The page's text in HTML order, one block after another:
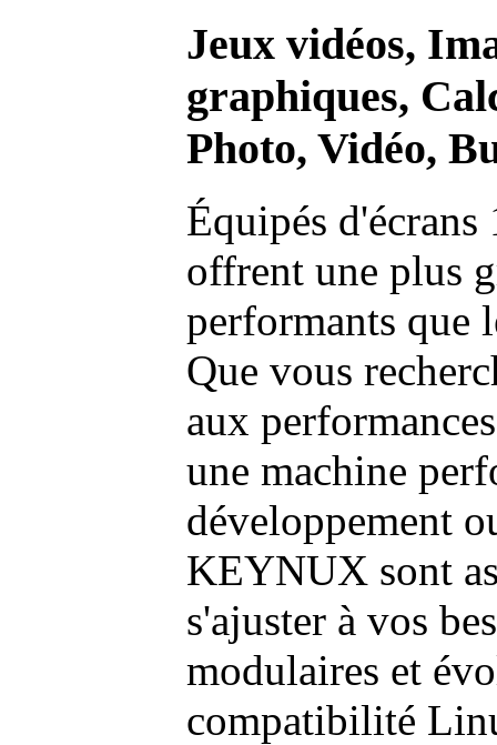
Jeux vidéos,
graphiques,
Photo, Vidéo,
Équipés
offrent une plus
performants que
Que vous
aux
une machine
développement
KEYNUX sont
s'ajuster à vos
modulaires et
compatibilité